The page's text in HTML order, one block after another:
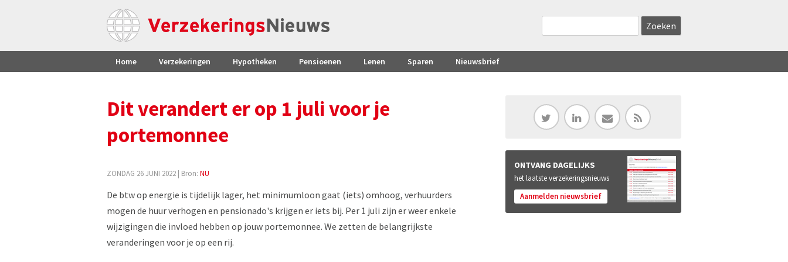
Home Verzekeringen Hypotheken Pensioenen Lenen Sparen Nieuwsbrief
Dit verandert er op 1 juli voor je
portemonnee
ZONDAG 26 JUNI 2022 | Bron: NU
De btw op energie is tijdelijk lager, het minimumloon gaat (iets) omhoog, verhuurders
mogen de huur verhogen en pensionado's krijgen er iets bij. Per 1 juli zijn er weer enkele
wijzigingen die invloed hebben op jouw portemonnee. We zetten de belangrijkste
veranderingen voor je op een rij.
ONTVANG DAGELIJKS
het laatste verzekeringsnieuws
Aanmelden nieuwsbrief